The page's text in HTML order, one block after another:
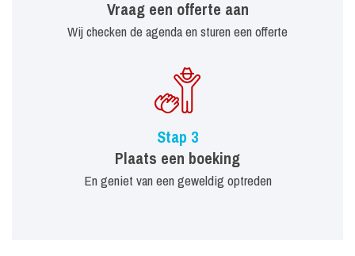
Vraag een offerte aan
Wij checken de agenda en sturen een offerte
Stap 3
Plaats een boeking
En geniet van een geweldig optreden